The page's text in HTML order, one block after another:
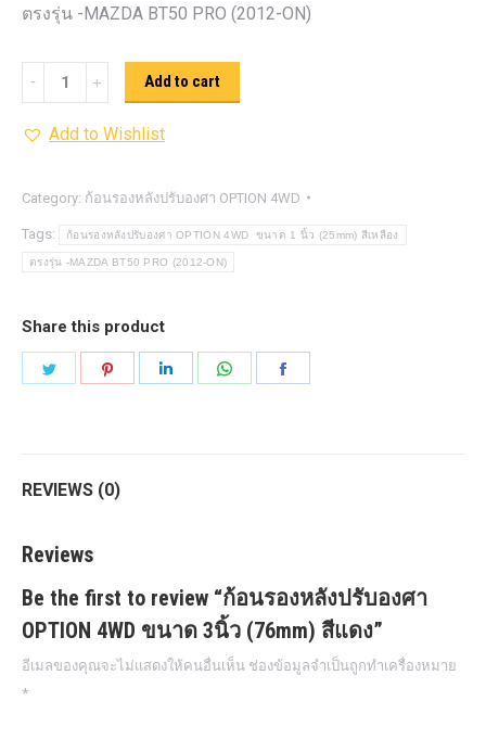
ตรงรุ่น -MAZDA BT50 PRO (2012-ON)
รอง
หลัง
องศา
OPTION
4WD ขนาด
(76mm)
สี
แดง
Add to cart
Add to Wishlist
Category: ก้อนรองหลังปรับองศา OPTION 4WD
Tags: ก้อนรองหลังปรับองศา OPTION 4WD ขนาด 1 นิ้ว (25mm) สีเหลือง
ตรงรุ่น -MAZDA BT50 PRO (2012-ON)
Share this product
REVIEWS (0)
Reviews
Be the first to review “ก้อนรองหลังปรับองศา
OPTION 4WD ขนาด 3นิ้ว (76mm) สีแดง”
อีเมลของคุณจะไม่แสดงให้คนอื่นเห็น ช่องข้อมูลจำเป็นถูกทำเครื่องหมาย
*